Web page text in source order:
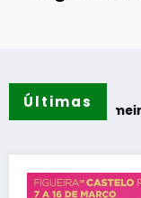
Últimas
primeira